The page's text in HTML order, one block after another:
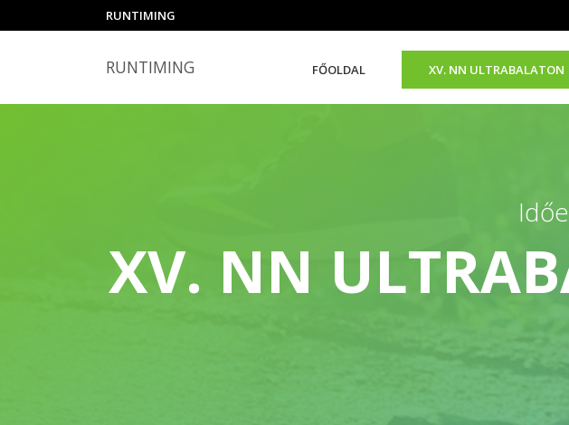
RUNTIMING
RUNTIMING FŐOLDAL XV. NN ULTRABALATON
XV. NN